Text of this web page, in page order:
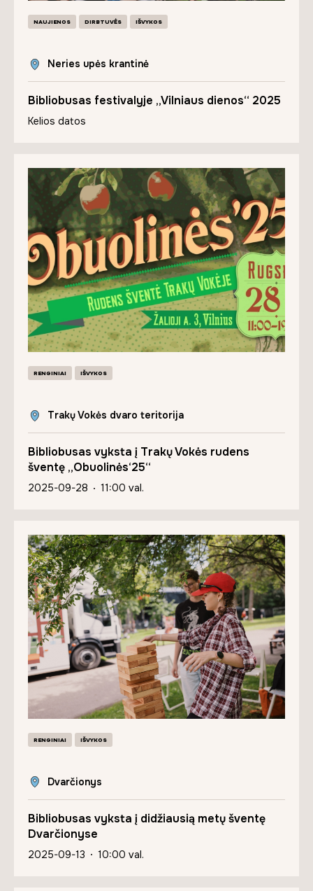
NAUJIENOS DIRBTUVĖS IŠVYKOS
Bibliobusas festivalyje „Vilniaus dienos“ 2025
Kelios datos
Neries upės krantinė
RENGINIAI IŠVYKOS
Bibliobusas vyksta į Trakų Vokės rudens
šventę „Obuolinės‘25“
2025-09-28 11:00 val.
Trakų Vokės dvaro teritorija
RENGINIAI IŠVYKOS
Bibliobusas vyksta į didžiausią metų šventę
Dvarčionyse
2025-09-13 10:00 val.
Dvarčionys